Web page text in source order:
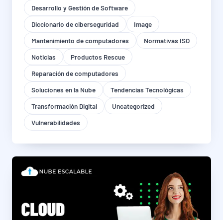
Desarrollo y Gestión de Software
Diccionario de ciberseguridad
Image
Mantenimiento de computadores
Normativas ISO
Noticias
Productos Rescue
Reparación de computadores
Soluciones en la Nube
Tendencias Tecnológicas
Transformación Digital
Uncategorized
Vulnerabilidades